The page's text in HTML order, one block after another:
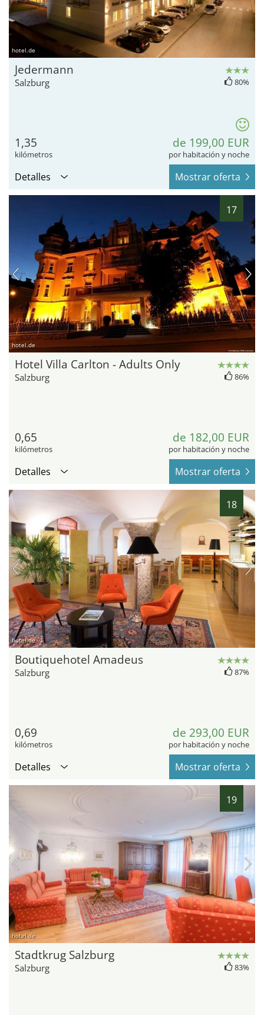
hotel.de
Jedermann
Salzburg 80%
1,35
kilómetros
de 199,00 EUR
por habitación y noche
Detalles Mostrar oferta
17
hotel.de
Hotel Villa Carlton - Adults Only
Salzburg 86%
0,65
kilómetros
de 182,00 EUR
por habitación y noche
Detalles Mostrar oferta
18
hotel.de
Boutiquehotel Amadeus
Salzburg 87%
0,69
kilómetros
de 293,00 EUR
por habitación y noche
Detalles Mostrar oferta
19
hotel.de
Stadtkrug Salzburg
Salzburg 83%